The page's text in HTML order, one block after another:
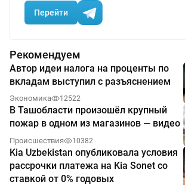
Перейти
Рекомендуем
Автор идеи налога на проценты по
вкладам выступил с разъяснением
Экономика 12522
В Ташобласти произошёл крупный
пожар в одном из магазинов — видео
Происшествия 10382
Kia Uzbekistan опубликовала условия
рассрочки платежа на Kia Sonet со
ставкой от 0% годовых